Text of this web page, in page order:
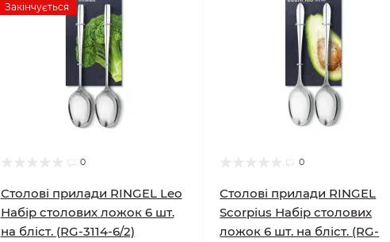
Закінчується
0
Столові прилади RINGEL Leo
Набір столових ложок 6 шт.
на бліст. (RG-3114-6/2)
0
Столові прилади RINGEL
Scorpius Набір столових
ложок 6 шт. на бліст. (RG-